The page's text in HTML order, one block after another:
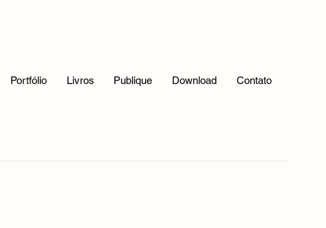
Portfólio Livros Publique Download Contato
Bastidores da Publicação Verso livre